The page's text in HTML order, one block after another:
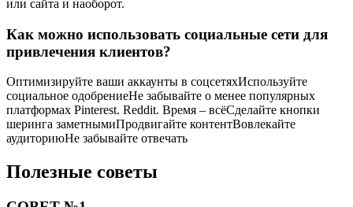
или сайта и наоборот.
Как можно использовать социальные сети для
привлечения клиентов?
Оптимизируйте ваши аккаунты в соцсетяхИспользуйте
социальное одобрениеНе забывайте о менее популярных
платформах Pinterest. Reddit. Время – всёСделайте кнопки
шеринга заметнымиПродвигайте контентВовлекайте
аудиториюНе забывайте отвечать
Полезные советы